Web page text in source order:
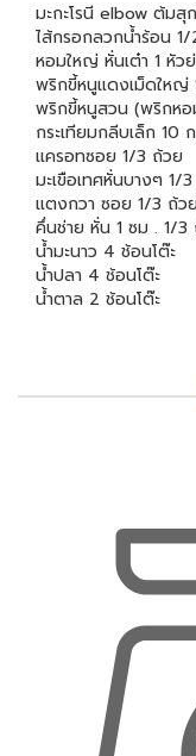
มะกะโรนี elbow ต้มสุ
ไส้กรอกลวกน้ำร้อน
หอมใหญ่ หั่นเต๋า 1 หัว
พริกขี้หนูแดงเม็ดใหญ่
พริกขี้หนูสวน (พริกหอ
กระเทียมกลีบเล็ก 10
แครอทซอย 1/3 ถ้วย
มะเขือเทศหั่นบางๆ 1/
แตงกวา ซอย 1/3 ถ้วย
คึ่นช่าย หั่น 1 ซม . 1/3
น้ำมะนาว 4 ช้อนโต๊ะ
น้ำปลา 4 ช้อนโต๊ะ
น้ำตาล 2 ช้อนโต๊ะ